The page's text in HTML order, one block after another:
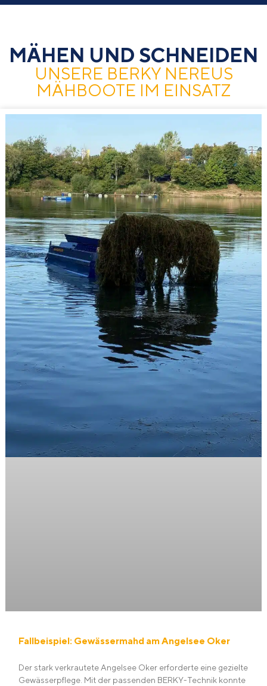
MÄHEN UND SCHNEIDEN
UNSERE BERKY NEREUS
MÄHBOOTE IM EINSATZ
Fallbeispiel: Gewässermahd am Angelsee Oker
Der stark verkrautete Angelsee Oker erforderte eine gezielte
Gewässerpflege. Mit der passenden BERKY-Technik konnte